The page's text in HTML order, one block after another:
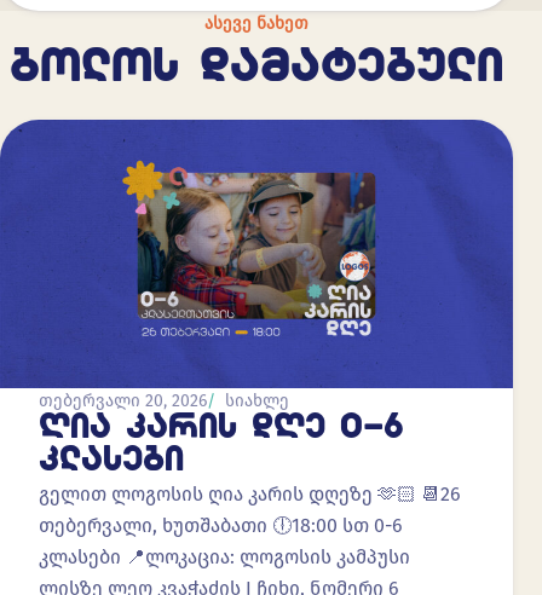
ᲐᲡᲔᲕᲔ ᲜᲐᲮᲔᲗ
ᲑᲝᲚᲝᲡ ᲓᲐᲛᲐᲢᲔᲑᲣᲚᲘ
თებერვალი 20, 2026 სიახლე
ᲦᲘᲐ ᲙᲐᲠᲘᲡ ᲓᲦᲔ 0-6
ᲙᲚᲐᲡᲔᲑᲘ
გელით ლოგოსის ღია კარის დღეზე 🫶🏻 📆26
თებერვალი, ხუთშაბათი 🕕18:00 სთ 0-6
კლასები 📍ლოკაცია: ლოგოსის კამპუსი
ლისზე ლეო კვაჭაძის I ჩიხი, ნომერი 6